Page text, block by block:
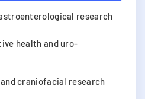
research
health and uro-
craniofacial research